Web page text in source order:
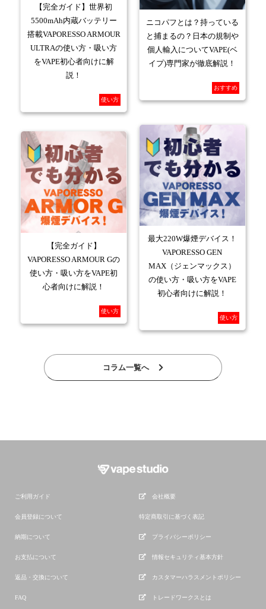
【完全ガイド】世界初
5500mAh内蔵バッテリー
搭載VAPORESSO ARMOUR
ULTRAの使い方・吸い方
をVAPE初心者向けに解
説！
使い方
ニコパフとは？持っている
と捕まるの？日本の規制や
個人輸入についてVAPE(ベ
イプ)専門家が徹底解説！
おすすめ
【完全ガイド】
VAPORESSO ARMOUR Gの
使い方・吸い方をVAPE初
心者向けに解説！
使い方
最大220W爆煙デバイス！
VAPORESSO GEN
MAX（ジェンマックス）
の使い方・吸い方をVAPE
初心者向けに解説！
使い方
コラム一覧へ
ご利用ガイド
会員登録について
納期について
お支払について
返品・交換について
FAQ
会社概要
特定商取引に基づく表記
プライバシーポリシー
情報セキュリティ基本方針
カスタマーハラスメントポリシー
トレードワークスとは